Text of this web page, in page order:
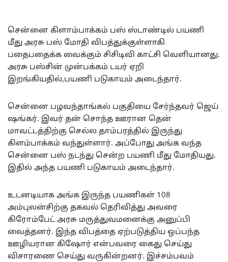
சென்னை கிளாம்பாக்கம் பஸ் ஸ்டாண்டில் பயணி
மீது அரசு பஸ் மோதி விபத்துக்குள்ளாகி
பதைபதைக்க வைக்கும் சிசிடிவி காட்சி வெளியானது.
அரசு பஸ்சின் முன்பக்கம் டயர் ஏறி
இறங்கியதில்,பயணி படுகாயம் அடைந்தார்.
சென்னை பழவந்தாங்கல் பகுதியை சேர்ந்தவர் ஜெய்
ஷங்கர். இவர் தன் சொந்த ஊரான தென்
மாவட்டத்திற்கு செல்ல தாம்பரத்தில் இருந்து
கிளம்பாக்கம் வந்துள்ளார். அப்போது அங்க வந்த
சென்னை பஸ் நடந்து சென்ற பயணி மீது மோதியது.
இதில் அந்த பயணி படுகாயம் அடைந்தார்.
உடனடியாக அங்க இருந்த பயணிகள் 108
அம்புலன்சிற்கு தகவல் தெரிவித்து அவரை
கிரோம்பேட் அரசு மருத்துவமனைக்கு அனுப்பி
வைத்தனர். இந்த விபத்தை ஏற்படுத்திய ஒப்பந்த
ஊழியரான கிஷோர் என்பவரை கைது செய்து
விசாரணை செய்து வருகின்றனர். இச்சம்பவம்